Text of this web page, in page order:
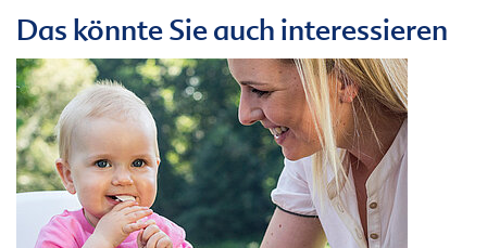
Das könnte Sie auch interessieren